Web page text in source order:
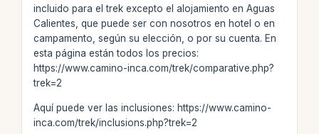
incluido para el trek excepto el alojamiento en Aguas
Calientes, que puede ser con nosotros en hotel o en
campamento, según su elección, o por su cuenta. En
esta página están todos los precios:
https://www.camino-inca.com/trek/comparative.php?
trek=2
Aquí puede ver las inclusiones: https://www.camino-
inca.com/trek/inclusions.php?trek=2